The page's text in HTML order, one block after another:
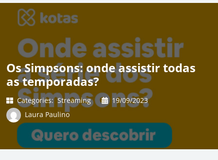
Os Simpsons: onde assistir todas
as temporadas?
Categories: Streaming
19/09/2023
Laura Paulino